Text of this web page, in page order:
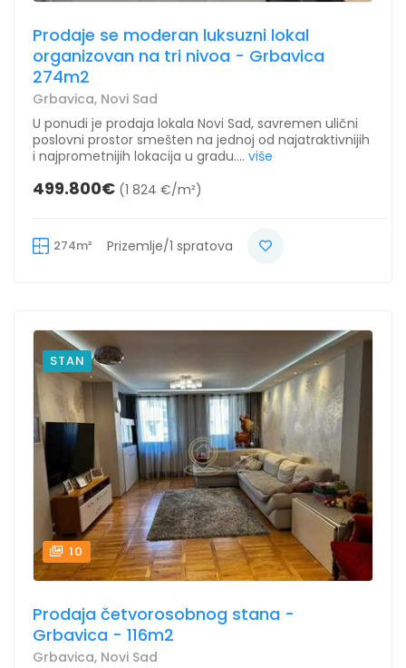
Prodaje se moderan luksuzni lokal
organizovan na tri nivoa - Grbavica
274m2
Grbavica, Novi Sad
U ponudi je prodaja lokala Novi Sad, savremen ulični
poslovni prostor smešten na jednoj od najatraktivnijih
i najprometnijih lokacija u gradu.... više
499.800€ (1 824 €/m²)
274m² Prizemlje/1 spratova
STAN
10
Prodaja četvorosobnog stana -
Grbavica - 116m2
Grbavica, Novi Sad